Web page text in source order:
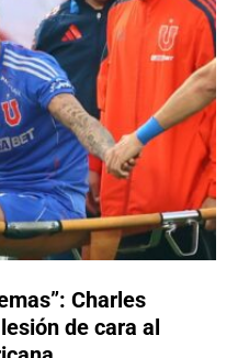
Charles
de cara al